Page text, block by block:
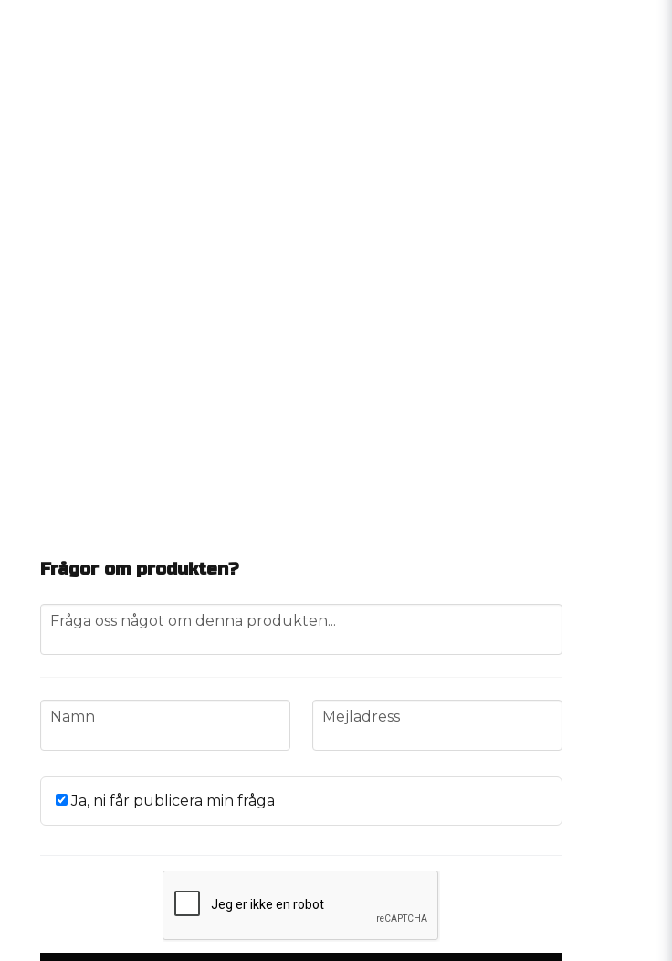
Frågor om produkten?
question
Fråga oss något om denna produkten...
name
Namn email
Mejladress
Ja, ni får publicera min fråga